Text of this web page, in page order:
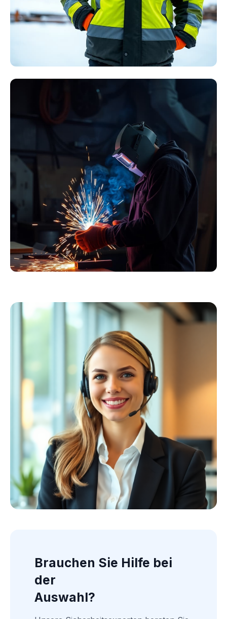
Winter Arbeitskleidung
Essentials
Schweißer
Profiausrüstung
Kollektion ansehen
Brauchen Sie Hilfe bei
der
Auswahl?